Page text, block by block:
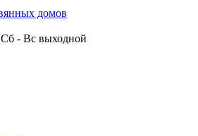
домов
- Вс выходной